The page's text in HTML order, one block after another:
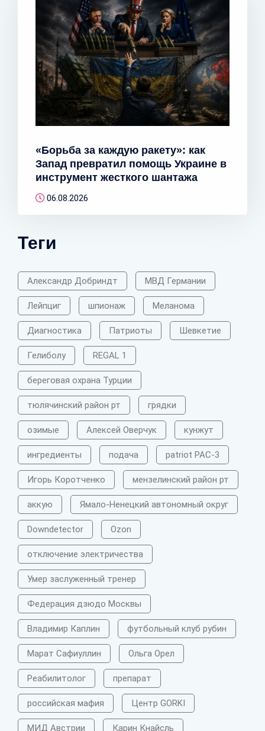
«Борьба за каждую ракету»: как
Запад превратил помощь Украине в
инструмент жесткого шантажа
06.08.2026
Теги
Александр Добриндт МВД Германии
Лейпциг шпионаж Меланома
Диагностика Патриоты Шевкетие
Гелиболу REGAL 1
береговая охрана Турции
тюлячинский район рт грядки
озимые Алексей Оверчук кунжут
ингредиенты подача patriot PAC-3
Игорь Коротченко мензелинский район рт
аккую Ямало-Ненецкий автономный округ
Downdetector Ozon
отключение электричества
Умер заслуженный тренер
Федерация дзюдо Москвы
Владимир Каплин футбольный клуб рубин
Марат Сафиуллин Ольга Орел
Реабилитолог препарат
российская мафия Центр GORKI
МИД Австрии Карин Кнайсль